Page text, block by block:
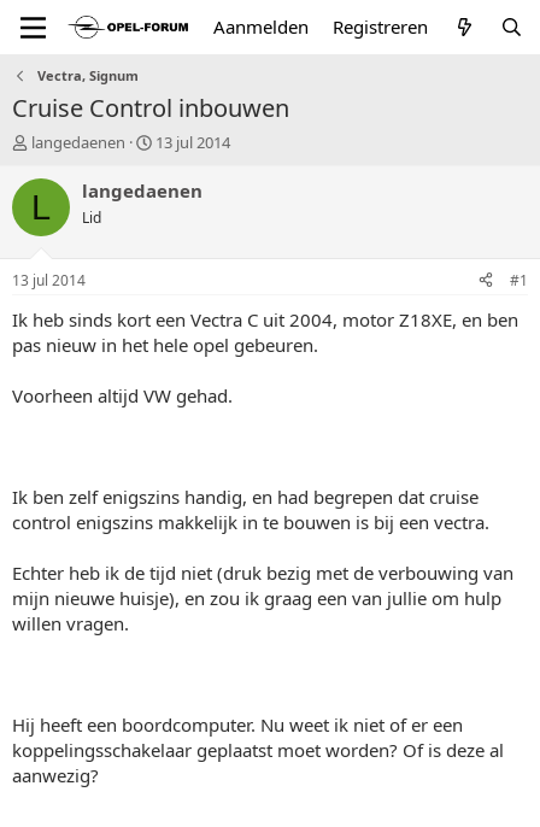
Aanmelden Registreren
Vectra, Signum
Cruise Control inbouwen
T
p
t
a
r
e
langedaenen
S
a
u
m
13 jul 2014
L langedaenen
Lid
13 jul 2014 #1
Ik heb sinds kort een Vectra C uit 2004, motor Z18XE, en ben
pas nieuw in het hele opel gebeuren.
Voorheen altijd VW gehad.
Ik ben zelf enigszins handig, en had begrepen dat cruise
control enigszins makkelijk in te bouwen is bij een vectra.
Echter heb ik de tijd niet (druk bezig met de verbouwing van
mijn nieuwe huisje), en zou ik graag een van jullie om hulp
willen vragen.
Hij heeft een boordcomputer. Nu weet ik niet of er een
koppelingsschakelaar geplaatst moet worden? Of is deze al
aanwezig?